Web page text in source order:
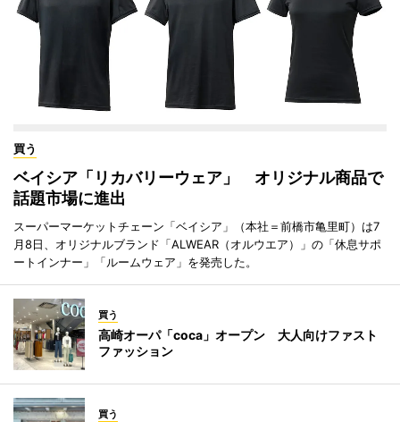
買う
ベイシア「リカバリーウェア」 オリジナル商品で
話題市場に進出
スーパーマーケットチェーン「ベイシア」（本社＝前橋市亀里町）は7
月8日、オリジナルブランド「ALWEAR（オルウエア）」の「休息サポ
ートインナー」「ルームウェア」を発売した。
買う
高崎オーパ「coca」オープン 大人向けファスト
ファッション
買う